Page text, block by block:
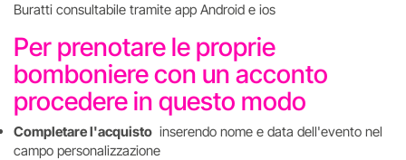
Buratti consultabile tramite app Android e ios
Per prenotare le proprie
bomboniere con un acconto
procedere in questo modo
Completare l'acquisto inserendo nome e data dell'evento nel
campo personalizzazione